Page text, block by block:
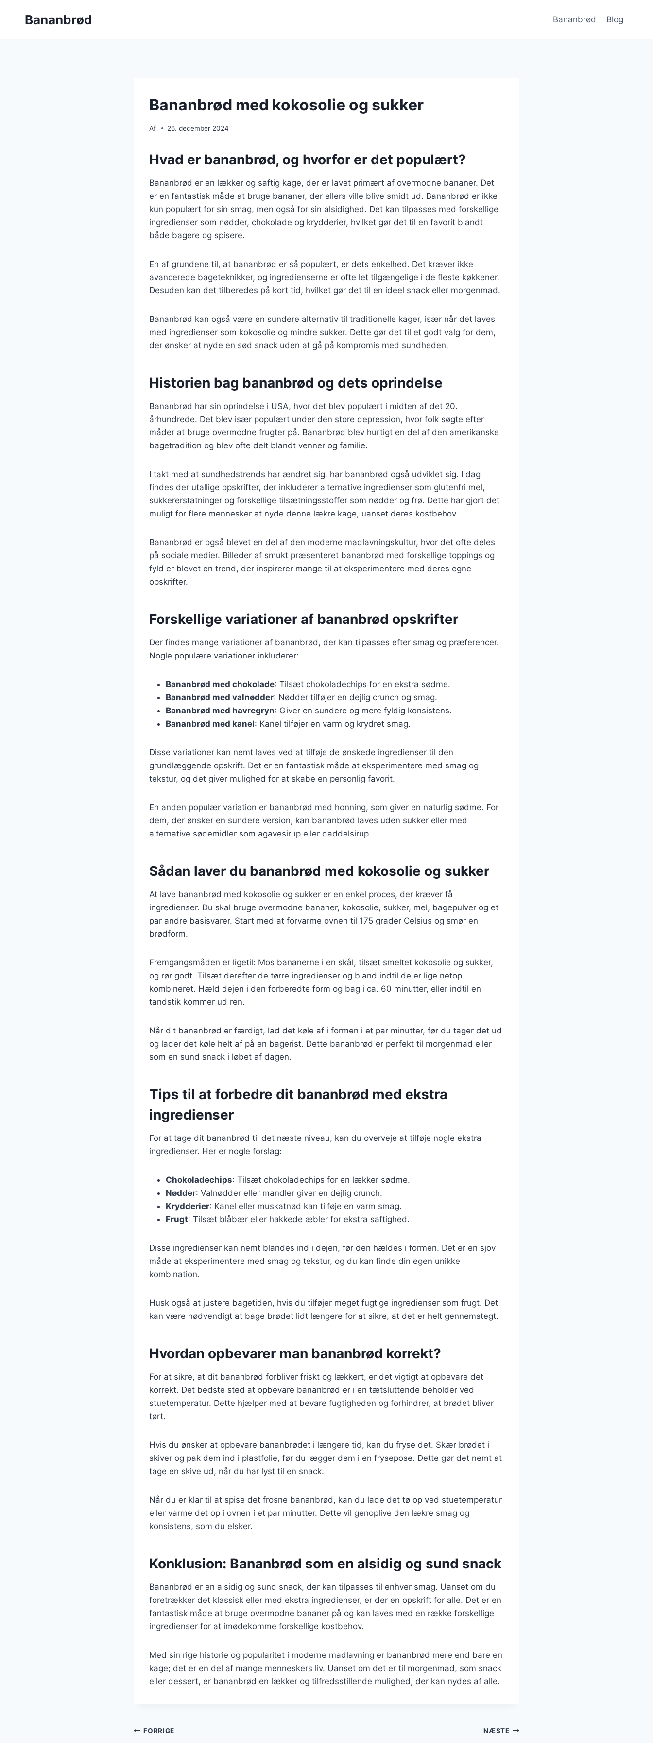
Bananbrød Bananbrød Blog
Bananbrød med kokosolie og sukker
Af 26. december 2024
Hvad er bananbrød, og hvorfor er det populært?
Bananbrød er en lækker og saftig kage, der er lavet primært af overmodne bananer. Det
er en fantastisk måde at bruge bananer, der ellers ville blive smidt ud. Bananbrød er ikke
kun populært for sin smag, men også for sin alsidighed. Det kan tilpasses med forskellige
ingredienser som nødder, chokolade og krydderier, hvilket gør det til en favorit blandt
både bagere og spisere.
En af grundene til, at bananbrød er så populært, er dets enkelhed. Det kræver ikke
avancerede bageteknikker, og ingredienserne er ofte let tilgængelige i de fleste køkkener.
Desuden kan det tilberedes på kort tid, hvilket gør det til en ideel snack eller morgenmad.
Bananbrød kan også være en sundere alternativ til traditionelle kager, især når det laves
med ingredienser som kokosolie og mindre sukker. Dette gør det til et godt valg for dem,
der ønsker at nyde en sød snack uden at gå på kompromis med sundheden.
Historien bag bananbrød og dets oprindelse
Bananbrød har sin oprindelse i USA, hvor det blev populært i midten af det 20.
århundrede. Det blev især populært under den store depression, hvor folk søgte efter
måder at bruge overmodne frugter på. Bananbrød blev hurtigt en del af den amerikanske
bagetradition og blev ofte delt blandt venner og familie.
I takt med at sundhedstrends har ændret sig, har bananbrød også udviklet sig. I dag
findes der utallige opskrifter, der inkluderer alternative ingredienser som glutenfri mel,
sukkererstatninger og forskellige tilsætningsstoffer som nødder og frø. Dette har gjort det
muligt for flere mennesker at nyde denne lækre kage, uanset deres kostbehov.
Bananbrød er også blevet en del af den moderne madlavningskultur, hvor det ofte deles
på sociale medier. Billeder af smukt præsenteret bananbrød med forskellige toppings og
fyld er blevet en trend, der inspirerer mange til at eksperimentere med deres egne
opskrifter.
Forskellige variationer af bananbrød opskrifter
Der findes mange variationer af bananbrød, der kan tilpasses efter smag og præferencer.
Nogle populære variationer inkluderer:
Bananbrød med chokolade: Tilsæt chokoladechips for en ekstra sødme.
Bananbrød med valnødder: Nødder tilføjer en dejlig crunch og smag.
Bananbrød med havregryn: Giver en sundere og mere fyldig konsistens.
Bananbrød med kanel: Kanel tilføjer en varm og krydret smag.
Disse variationer kan nemt laves ved at tilføje de ønskede ingredienser til den
grundlæggende opskrift. Det er en fantastisk måde at eksperimentere med smag og
tekstur, og det giver mulighed for at skabe en personlig favorit.
En anden populær variation er bananbrød med honning, som giver en naturlig sødme. For
dem, der ønsker en sundere version, kan bananbrød laves uden sukker eller med
alternative sødemidler som agavesirup eller daddelsirup.
Sådan laver du bananbrød med kokosolie og sukker
At lave bananbrød med kokosolie og sukker er en enkel proces, der kræver få
ingredienser. Du skal bruge overmodne bananer, kokosolie, sukker, mel, bagepulver og et
par andre basisvarer. Start med at forvarme ovnen til 175 grader Celsius og smør en
brødform.
Fremgangsmåden er ligetil: Mos bananerne i en skål, tilsæt smeltet kokosolie og sukker,
og rør godt. Tilsæt derefter de tørre ingredienser og bland indtil de er lige netop
kombineret. Hæld dejen i den forberedte form og bag i ca. 60 minutter, eller indtil en
tandstik kommer ud ren.
Når dit bananbrød er færdigt, lad det køle af i formen i et par minutter, før du tager det ud
og lader det køle helt af på en bagerist. Dette bananbrød er perfekt til morgenmad eller
som en sund snack i løbet af dagen.
Tips til at forbedre dit bananbrød med ekstra
ingredienser
For at tage dit bananbrød til det næste niveau, kan du overveje at tilføje nogle ekstra
ingredienser. Her er nogle forslag:
Chokoladechips: Tilsæt chokoladechips for en lækker sødme.
Nødder: Valnødder eller mandler giver en dejlig crunch.
Krydderier: Kanel eller muskatnød kan tilføje en varm smag.
Frugt: Tilsæt blåbær eller hakkede æbler for ekstra saftighed.
Disse ingredienser kan nemt blandes ind i dejen, før den hældes i formen. Det er en sjov
måde at eksperimentere med smag og tekstur, og du kan finde din egen unikke
kombination.
Husk også at justere bagetiden, hvis du tilføjer meget fugtige ingredienser som frugt. Det
kan være nødvendigt at bage brødet lidt længere for at sikre, at det er helt gennemstegt.
Hvordan opbevarer man bananbrød korrekt?
For at sikre, at dit bananbrød forbliver friskt og lækkert, er det vigtigt at opbevare det
korrekt. Det bedste sted at opbevare bananbrød er i en tætsluttende beholder ved
stuetemperatur. Dette hjælper med at bevare fugtigheden og forhindrer, at brødet bliver
tørt.
Hvis du ønsker at opbevare bananbrødet i længere tid, kan du fryse det. Skær brødet i
skiver og pak dem ind i plastfolie, før du lægger dem i en frysepose. Dette gør det nemt at
tage en skive ud, når du har lyst til en snack.
Når du er klar til at spise det frosne bananbrød, kan du lade det tø op ved stuetemperatur
eller varme det op i ovnen i et par minutter. Dette vil genoplive den lækre smag og
konsistens, som du elsker.
Konklusion: Bananbrød som en alsidig og sund snack
Bananbrød er en alsidig og sund snack, der kan tilpasses til enhver smag. Uanset om du
foretrækker det klassisk eller med ekstra ingredienser, er der en opskrift for alle. Det er en
fantastisk måde at bruge overmodne bananer på og kan laves med en række forskellige
ingredienser for at imødekomme forskellige kostbehov.
Med sin rige historie og popularitet i moderne madlavning er bananbrød mere end bare en
kage; det er en del af mange menneskers liv. Uanset om det er til morgenmad, som snack
eller dessert, er bananbrød en lækker og tilfredsstillende mulighed, der kan nydes af alle.
Indlægsnavigation
FORRIGE NÆSTE